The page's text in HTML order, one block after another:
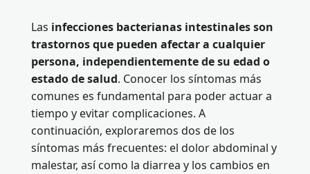
Las infecciones bacterianas intestinales son
trastornos que pueden afectar a cualquier
persona, independientemente de su edad o
estado de salud. Conocer los síntomas más
comunes es fundamental para poder actuar a
tiempo y evitar complicaciones. A
continuación, exploraremos dos de los
síntomas más frecuentes: el dolor abdominal y
malestar, así como la diarrea y los cambios en